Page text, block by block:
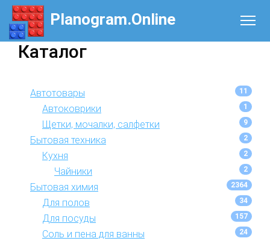
Planogram.Online
Каталог
Автотовары 11
Автоковрики 1
Щетки, мочалки, салфетки 9
Бытовая техника 2
Кухня 2
Чайники 2
Бытовая химия 2364
Для полов 34
Для посуды 157
Соль и пена для ванны 24